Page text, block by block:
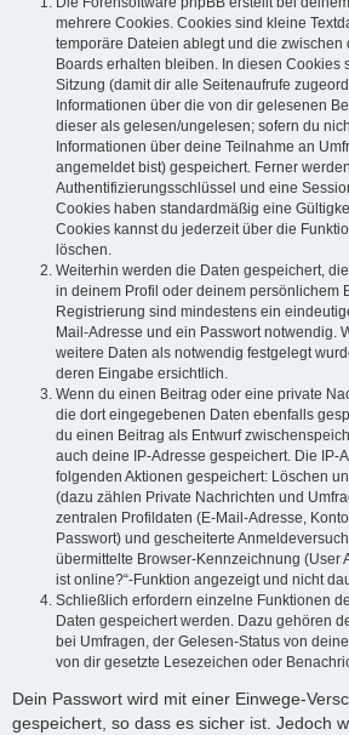
mehrere Cookies. Cookies sind kleine
temporäre Dateien ablegt und die zwischen
Boards erhalten bleiben. In diesen Cookies
Sitzung (damit dir alle Seitenaufrufe
Informationen über die von dir gelesenen
dieser als gelesen/ungelesen; sofern du
Informationen über deine Teilnahme an
angemeldet bist) gespeichert. Ferner
Authentifizierungsschlüssel und eine
Cookies haben standardmäßig eine
Cookies kannst du jederzeit über die
löschen.
Weiterhin werden die Daten gespeichert,
in deinem Profil oder deinem persönlichem
Registrierung sind mindestens ein
Mail-Adresse und ein Passwort notwendig.
weitere Daten als notwendig festgelegt
deren Eingabe ersichtlich.
Wenn du einen Beitrag oder eine private
die dort eingegebenen Daten ebenfalls
du einen Beitrag als Entwurf
auch deine IP-Adresse gespeichert. Die IP-
folgenden Aktionen gespeichert: Löschen
(dazu zählen Private Nachrichten und
zentralen Profildaten (E-Mail-Adresse,
Passwort) und gescheiterte
übermittelte Browser-Kennzeichnung (User
ist online?“-Funktion angezeigt und nicht
Schließlich erfordern einzelne Funktionen
Daten gespeichert werden. Dazu gehören
bei Umfragen, der Gelesen-Status von
von dir gesetzte Lesezeichen oder
Dein Passwort wird mit einer Einwege-
gespeichert, so dass es sicher ist. Jedoch